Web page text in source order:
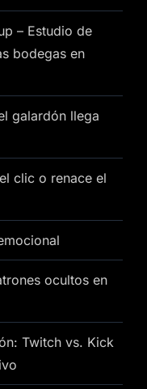
– Estudio de
bodegas en
galardón llega
clic o renace el
ocultos en
Twitch vs. Kick